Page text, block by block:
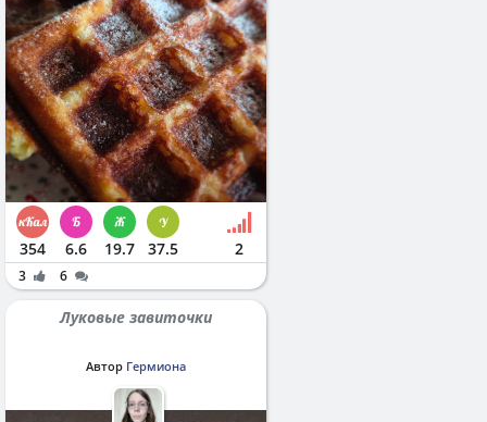
354 6.6 19.7 37.5 2
3 6
Луковые завиточки
Автор Гермиона